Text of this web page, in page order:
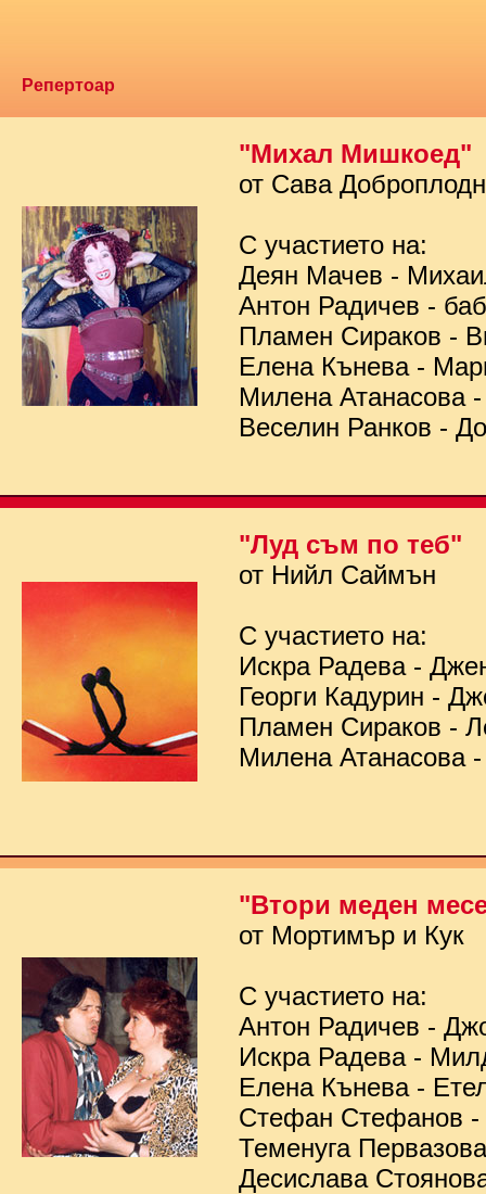
Репертоар
"Михал Мишкоед"
от Сава
С участието на:
Деян Мачев -
Антон Радичев -
Пламен Сираков -
Елена Кънева -
Милена Атанасова
Веселин Ранков -
"Луд съм по теб"
от Нийл Саймън
С участието на:
Искра Радева -
Георги Кадурин -
Пламен Сираков -
Милена Атанасова
"Втори меден
от Мортимър и Кук
С участието на:
Антон Радичев -
Искра Радева -
Елена Кънева -
Стефан Стефанов
Теменуга
Десислава